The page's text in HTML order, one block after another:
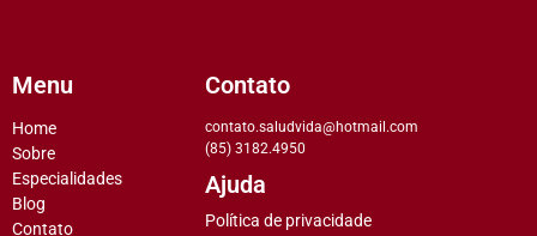
Menu
Home
Sobre
Especialidades
Blog
Contato
Contato
contato.saludvida@hotmail.com
(85) 3182.4950
Ajuda
Política de privacidade